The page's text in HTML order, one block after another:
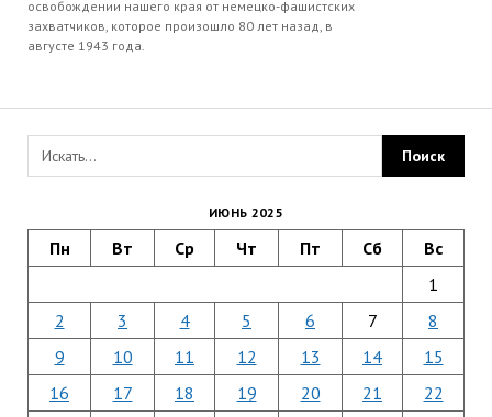
освобождении нашего края от немецко-фашистских
захватчиков, которое произошло 80 лет назад, в
августе 1943 года.
ИЮНЬ 2025
Пн Вт Ср Чт Пт Сб Вс
1
2
3 4 5 6 7
8
9
10 11 12 13 14
15
16
17 18 19 20 21
22